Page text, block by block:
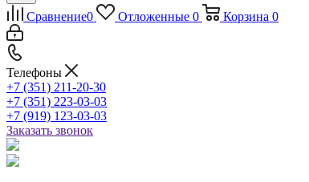
Сравнение0 Отложенные 0 Корзина 0
Телефоны
+7 (351) 211-20-30
+7 (351) 223-03-03
+7 (919) 123-03-03
Заказать звонок